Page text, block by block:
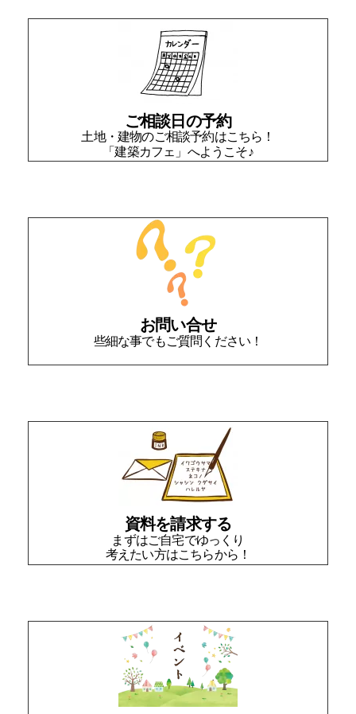
ご相談日の予約
土地・建物のご相談予約はこちら！
「建築カフェ」へようこそ♪
お問い合せ
些細な事でもご質問ください！
資料を請求する
まずはご自宅でゆっくり
考えたい方はこちらから！